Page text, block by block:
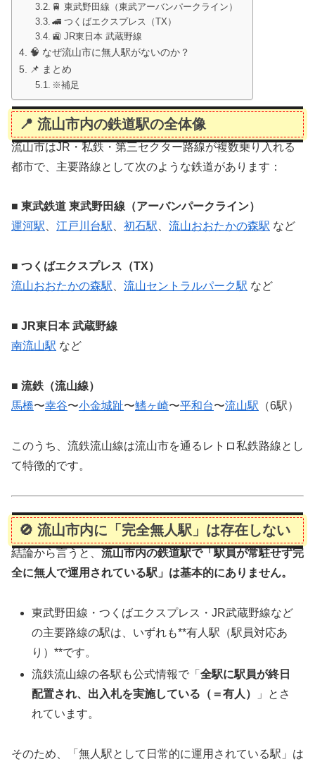
🚆 東武野田線（東武アーバンパークライン）
🚄 つくばエクスプレス（TX）
🚉 JR東日本 武蔵野線
🧠 なぜ流山市に無人駅がないのか？
📌 まとめ
※補足
📍 流山市内の鉄道駅の全体像
流山市はJR・私鉄・第三セクター路線が複数乗り入れる
都市で、主要路線として次のような鉄道があります：
■ 東武鉄道 東武野田線（アーバンパークライン）
運河駅
江戸川台駅 初石駅 流山おおたかの森駅 など
■ つくばエクスプレス（TX）
流山おおたかの森駅
流山セントラルパーク駅 など
■ JR東日本 武蔵野線
南流山駅 など
■ 流鉄（流山線）
馬橋〜幸谷〜小金城趾〜鰭ヶ崎〜平和台〜流山駅 （6駅）
このうち、流鉄流山線は流山市を通るレトロ私鉄路線とし
て特徴的です。
🚫 流山市内に「完全無人駅」は存在しない
結論から言うと、 流山市内の鉄道駅で「駅員が常駐せず完
全に無人で運用されている駅」は基本的にありません。
東武野田線・つくばエクスプレス・JR武蔵野線など
の主要路線の駅は、いずれも**有人駅（駅員対応あ
り）**です。
流鉄流山線の各駅も公式情報で「全駅に駅員が終日
配置され、出入札を実施している（＝有人）
」とさ
れています。
そのため、「無人駅として日常的に運用されている駅」は